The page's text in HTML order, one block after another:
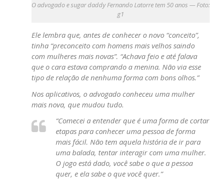
O advogado e sugar daddy Fernando Latorre tem 50 anos — Foto:
g1
Ele lembra que, antes de conhecer o novo “conceito”,
tinha “preconceito com homens mais velhos saindo
com mulheres mais novas”. “Achava feio e até falava
que o cara estava comprando a menina. Não via esse
tipo de relação de nenhuma forma com bons olhos.”
Nos aplicativos, o advogado conheceu uma mulher
mais nova, que mudou tudo.
“Comecei a entender que é uma forma de cortar
etapas para conhecer uma pessoa de forma
mais fácil. Não tem aquela história de ir para
uma balada, tentar interagir com uma mulher.
O jogo está dado, você sabe o que a pessoa
quer, e ela sabe o que você quer.”